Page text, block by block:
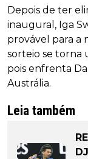
Depois de ter
inaugural, Iga
provável para a
sorteio se torna
pois enfrenta
Austrália.
Leia também